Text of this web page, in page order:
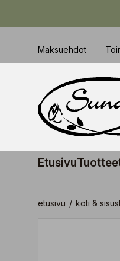
Maksuehdot
Etusivu
etusivu / koti &